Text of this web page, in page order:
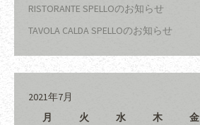
RISTORANTE SPELLOのお知らせ
TAVOLA CALDA SPELLOのお知らせ
2021年7月
月
火 水 木 金